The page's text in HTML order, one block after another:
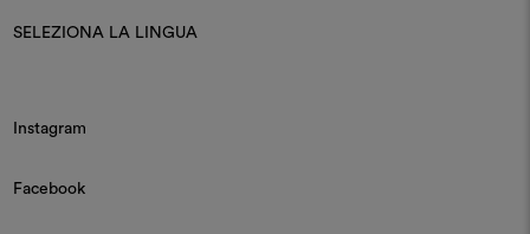
SELEZIONA LA LINGUA
Instagram
Facebook